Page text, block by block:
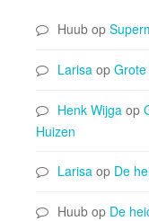
Huub op
Larisa op
Henk Wijga op
Huizen
Larisa op De
Huub op De